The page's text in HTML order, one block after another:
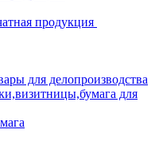
продукция
для делопроизводства
для